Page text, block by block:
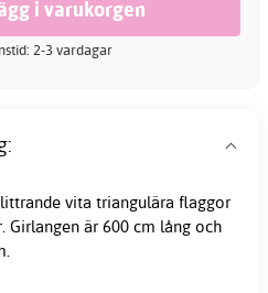
2-3 vardagar
vita triangulära flaggor
Girlangen är 600 cm lång och